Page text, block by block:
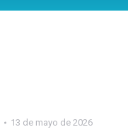
13 de mayo de 2026